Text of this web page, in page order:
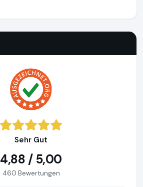
Sehr Gut
4,88 / 5,00
460 Bewertungen